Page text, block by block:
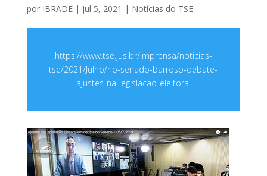
por IBRADE| jul 5, 2021 | Notícias do TSE
https://www.tse.jus.br/imprensa/noticias-
tse/2021/Julho/no-senado-barroso-debate-
ajustes-na-legislacao-eleitoral